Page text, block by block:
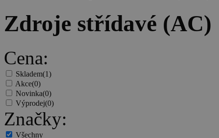
Zdroje střídavé (AC)
Cena:
Skladem(1)
Akce(0)
Novinka(0)
Výprodej(0)
Značky:
Všechny